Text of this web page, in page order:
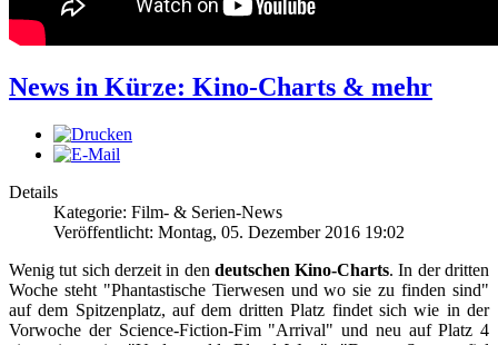
News in Kürze: Kino-Charts & mehr
Details
Kategorie: Film- & Serien-News
Veröffentlicht: Montag, 05. Dezember 2016 19:02
Wenig tut sich derzeit in den deutschen Kino-Charts. In der dritten
Woche steht "Phantastische Tierwesen und wo sie zu finden sind"
auf dem Spitzenplatz, auf dem dritten Platz findet sich wie in der
Vorwoche der Science-Fiction-Fim "Arrival" und neu auf Platz 4